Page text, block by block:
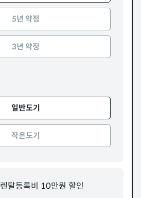
5년 약정
3년 약정
일반도기
작은도기
렌탈등록비 10만원 할인